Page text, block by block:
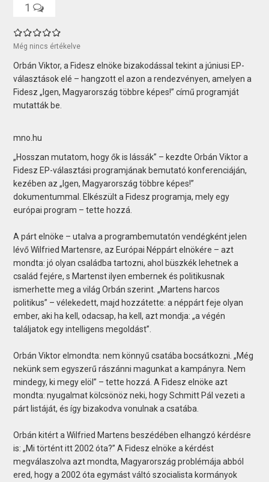
1
Még nincs értékelve
Orbán Viktor, a Fidesz elnöke bizakodással tekint a júniusi EP-
választások elé – hangzott el azon a rendezvényen, amelyen a
Fidesz „Igen, Magyarország többre képes!” című programját
mutatták be.
mno.hu
„Hosszan mutatom, hogy ők is lássák” – kezdte Orbán Viktor a
Fidesz EP-választási programjának bemutató konferenciáján,
kezében az „Igen, Magyarország többre képes!”
dokumentummal. Elkészült a Fidesz programja, mely egy
európai program – tette hozzá.
A párt elnöke – utalva a programbemutatón vendégként jelen
lévő Wilfried Martensre, az Európai Néppárt elnökére – azt
mondta: jó olyan családba tartozni, ahol büszkék lehetnek a
család fejére, s Martenst ilyen embernek és politikusnak
ismerhette meg a világ Orbán szerint. „Martens harcos
politikus” – vélekedett, majd hozzátette: a néppárt feje olyan
ember, aki ha kell, odacsap, ha kell, azt mondja: „a végén
találjatok egy intelligens megoldást”.
Orbán Viktor elmondta: nem könnyű csatába bocsátkozni. „Még
nekünk sem egyszerű rászánni magunkat a kampányra. Nem
mindegy, ki megy elöl” – tette hozzá. A Fidesz elnöke azt
mondta: nyugalmat kölcsönöz neki, hogy Schmitt Pál vezeti a
párt listáját, és így bizakodva vonulnak a csatába.
Orbán kitért a Wilfried Martens beszédében elhangzó kérdésre
is: „Mi történt itt 2002 óta?” A Fidesz elnöke a kérdést
megválaszolva azt mondta, Magyarország problémája abból
ered, hogy a 2002 óta egymást váltó szocialista kormányok